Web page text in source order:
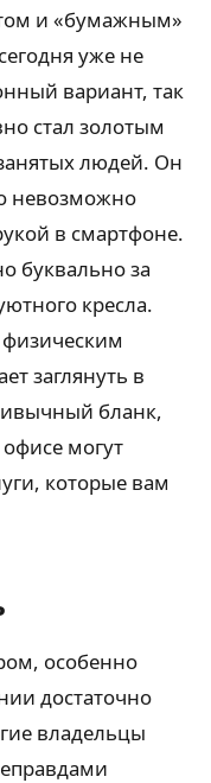
и «бумажным»
уже не
вариант, так
стал золотым
людей. Он
невозможно
в смартфоне.
буквально за
кресла.
заглянуть в
бланк,
могут
которые вам
особенно
достаточно
владельцы